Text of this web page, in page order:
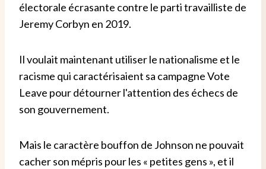
électorale écrasante contre le parti travailliste de
Jeremy Corbyn en 2019.
Il voulait maintenant utiliser le nationalisme et le
racisme qui caractérisaient sa campagne Vote
Leave pour détourner l'attention des échecs de
son gouvernement.
Mais le caractère bouffon de Johnson ne pouvait
cacher son mépris pour les « petites gens », et il